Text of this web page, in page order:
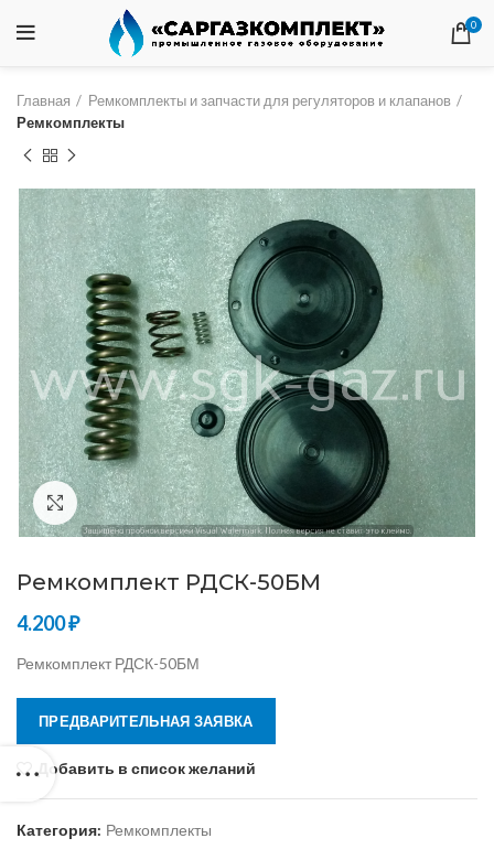
0
Главная
Ремкомплекты и запчасти для регуляторов и клапанов
Ремкомплекты
Нажмите, чтобы увеличить
Ремкомплект РДСК-50БМ
4.200₽
Ремкомплект РДСК-50БМ
ПРЕДВАРИТЕЛЬНАЯ ЗАЯВКА
Добавить в список желаний
Категория: Ремкомплекты